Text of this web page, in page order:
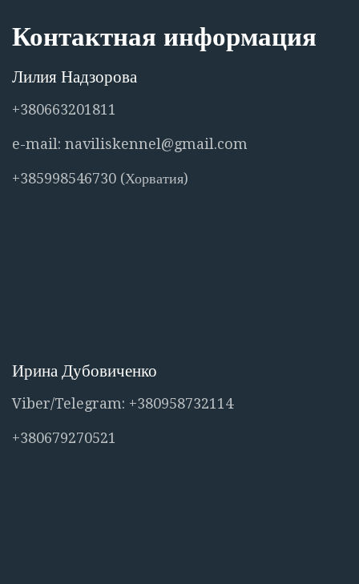
Контактная информация
Лилия Надзорова
+380663201811
e-mail: naviliskennel@gmail.com
+385998546730 (Хорватия)
Ирина Дубовиченко
Viber/Telegram: +380958732114
+380679270521